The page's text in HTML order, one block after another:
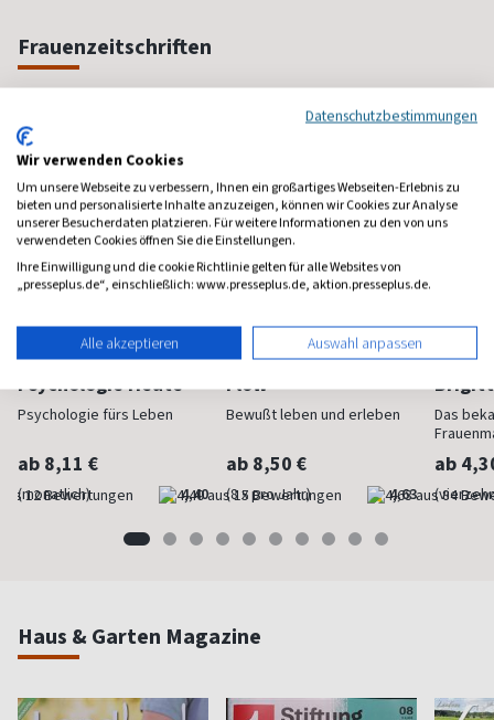
Frauenzeitschriften
Psychologie Heute
Psychologie fürs Leben
ab 8,11 €
(monatlich) 4,40
Flow
Bewußt leben und erleben
ab 8,50 €
(8 x pro Jahr) 4,63
Das
ab
Haus & Garten Magazine
Datenschutzbestimmungen
Wir verwenden Cookies
Um unsere Webseite zu verbessern, Ihnen ein großartiges Webseiten-Erlebnis zu
bieten und personalisierte Inhalte anzuzeigen, können wir Cookies zur Analyse
unserer Besucherdaten platzieren. Für weitere Informationen zu den von uns
verwendeten Cookies öffnen Sie die Einstellungen.
Ihre Einwilligung und die cookie Richtlinie gelten für alle Websites von
„presseplus.de“, einschließlich: www.presseplus.de, aktion.presseplus.de.
Alle akzeptieren Auswahl anpassen